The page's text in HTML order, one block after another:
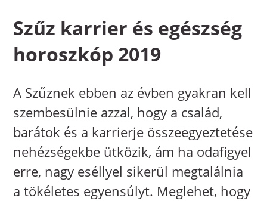
Szűz karrier és egészség
horoszkóp 2019
A Szűznek ebben az évben gyakran kell
szembesülnie azzal, hogy a család,
barátok és a karrierje összeegyeztetése
nehézségekbe ütközik, ám ha odafigyel
erre, nagy eséllyel sikerül megtalálnia
a tökéletes egyensúlyt. Meglehet, hogy